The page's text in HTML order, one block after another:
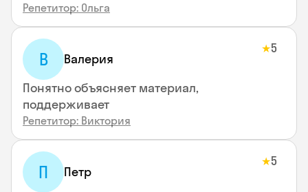
Репетитор: Ольга
В Валерия
★5
Понятно объясняет материал,
поддерживает
Репетитор: Виктория
П Петр
★5